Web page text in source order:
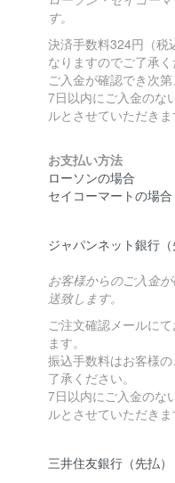
す。
決済手数料324円（税
なりますのでご了承く
ご入金が確認でき次
7日以内にご入金のな
ルとさせていただきま
お支払い方法
ローソンの場合
セイコーマートの場合
ジャパンネット銀行（
お客様からのご入金
送致します。
ご注文確認メールに
ます。
振込手数料はお客様
了承ください。
7日以内にご入金のな
ルとさせていただきま
三井住友銀行（先払）